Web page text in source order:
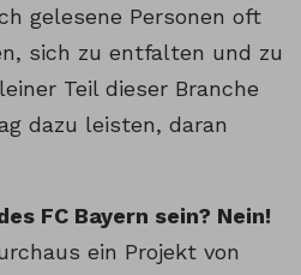
gelesene Personen oft
sich zu entfalten und zu
Teil dieser Branche
dazu leisten, daran
FC Bayern sein? Nein!
ein Projekt von